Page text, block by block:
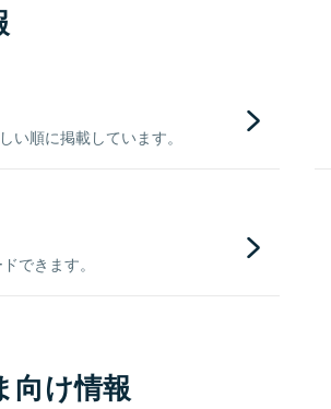
い順に掲載しています。
できます。
向け情報